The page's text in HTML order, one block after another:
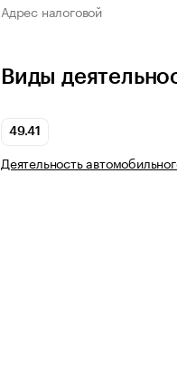
Адрес налоговой
Виды
49.41
Деятельность